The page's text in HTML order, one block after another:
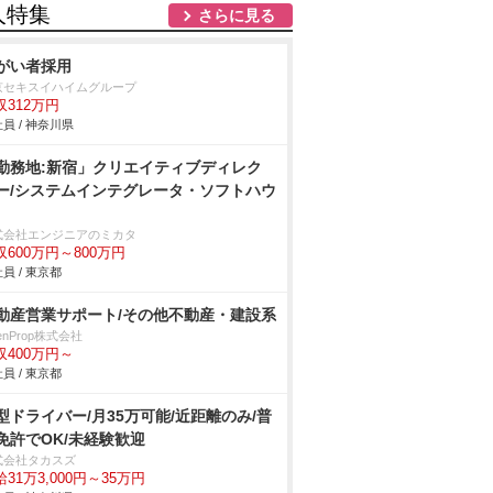
特集 さらに見る
い者採用
セキスイハイムグループ
312万円
員 / 神奈川県
務地:新宿」クリエイティブディレク
/システムインテグレータ・ソフトハウ
会社エンジニアのミカタ
600万円～800万円
員 / 東京都
産営業サポート/その他不動産・建設系
株式会社
400万円～
員 / 東京都
ドライバー/月35万可能/近距離のみ/普
許でOK/未経験歓迎
会社タカスズ
31万3,000円～35万円